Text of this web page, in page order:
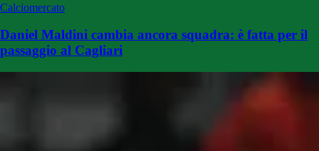
Calciomercato
Daniel Maldini cambia ancora squadra: è fatta per il
passaggio al Cagliari